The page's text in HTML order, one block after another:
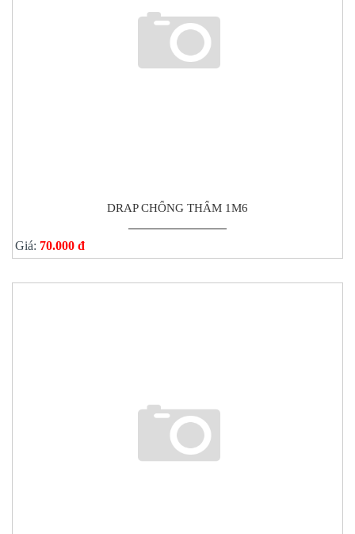
DRAP CHỐNG THẤM 1M6
Giá: 70.000 đ